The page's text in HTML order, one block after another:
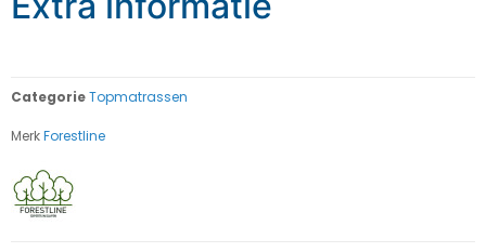
CategorieTopmatrassen
MerkForestline